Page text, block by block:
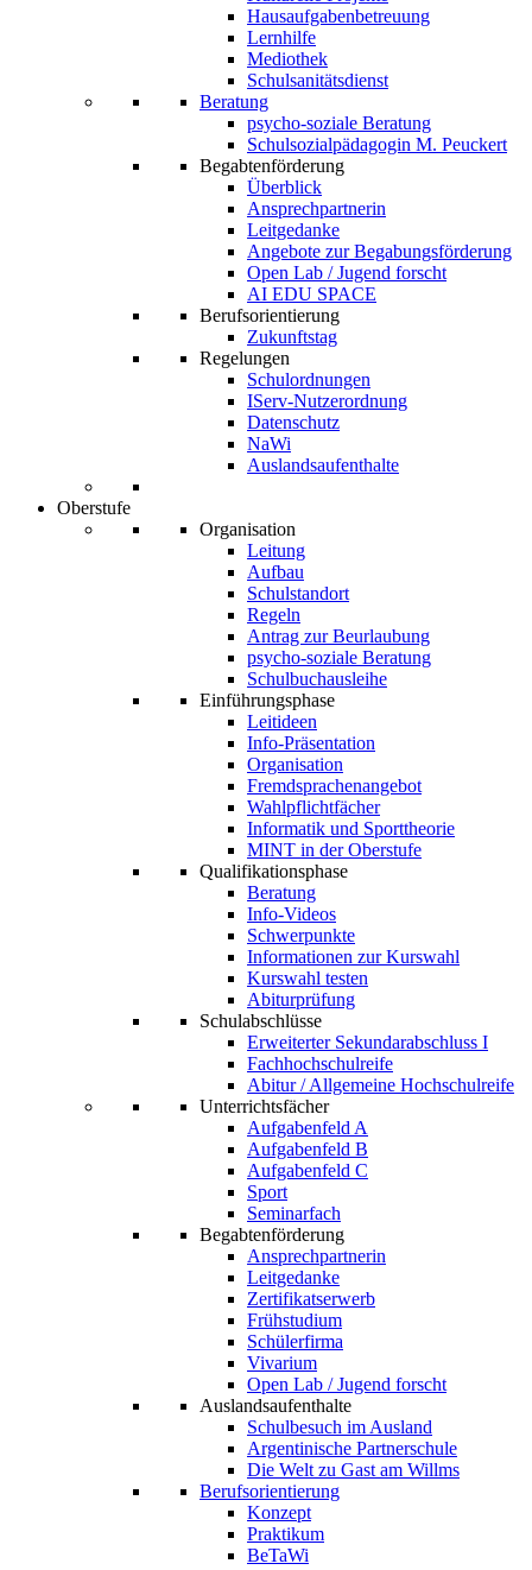
Hausaufgabenbetreuung
Lernhilfe
Mediothek
Schulsanitätsdienst
Beratung
psycho-soziale Beratung
Schulsozialpädagogin M. Peuckert
Begabtenförderung
Überblick
Ansprechpartnerin
Leitgedanke
Angebote zur Begabungsförderung
Open Lab / Jugend forscht
AI EDU SPACE
Berufsorientierung
Zukunftstag
Regelungen
Schulordnungen
IServ-Nutzerordnung
Datenschutz
NaWi
Auslandsaufenthalte
Oberstufe
Organisation
Leitung
Aufbau
Schulstandort
Regeln
Antrag zur Beurlaubung
psycho-soziale Beratung
Schulbuchausleihe
Einführungsphase
Leitideen
Info-Präsentation
Organisation
Fremdsprachenangebot
Wahlpflichtfächer
Informatik und Sporttheorie
MINT in der Oberstufe
Qualifikationsphase
Beratung
Info-Videos
Schwerpunkte
Informationen zur Kurswahl
Kurswahl testen
Abiturprüfung
Schulabschlüsse
Erweiterter Sekundarabschluss I
Fachhochschulreife
Abitur / Allgemeine Hochschulreife
Unterrichtsfächer
Aufgabenfeld A
Aufgabenfeld B
Aufgabenfeld C
Sport
Seminarfach
Begabtenförderung
Ansprechpartnerin
Leitgedanke
Zertifikatserwerb
Frühstudium
Schülerfirma
Vivarium
Open Lab / Jugend forscht
Auslandsaufenthalte
Schulbesuch im Ausland
Argentinische Partnerschule
Die Welt zu Gast am Willms
Berufsorientierung
Konzept
Praktikum
BeTaWi